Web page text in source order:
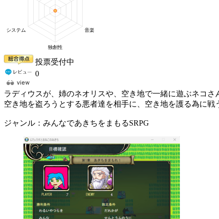
投票受付中
0
ラディウスが、姉のネオリスや、空き地で一緒に遊ぶネコさ
空き地を盗ろうとする悪者達を相手に、空き地を護る為に戦
ジャンル：みんなであきちをまもるSRPG